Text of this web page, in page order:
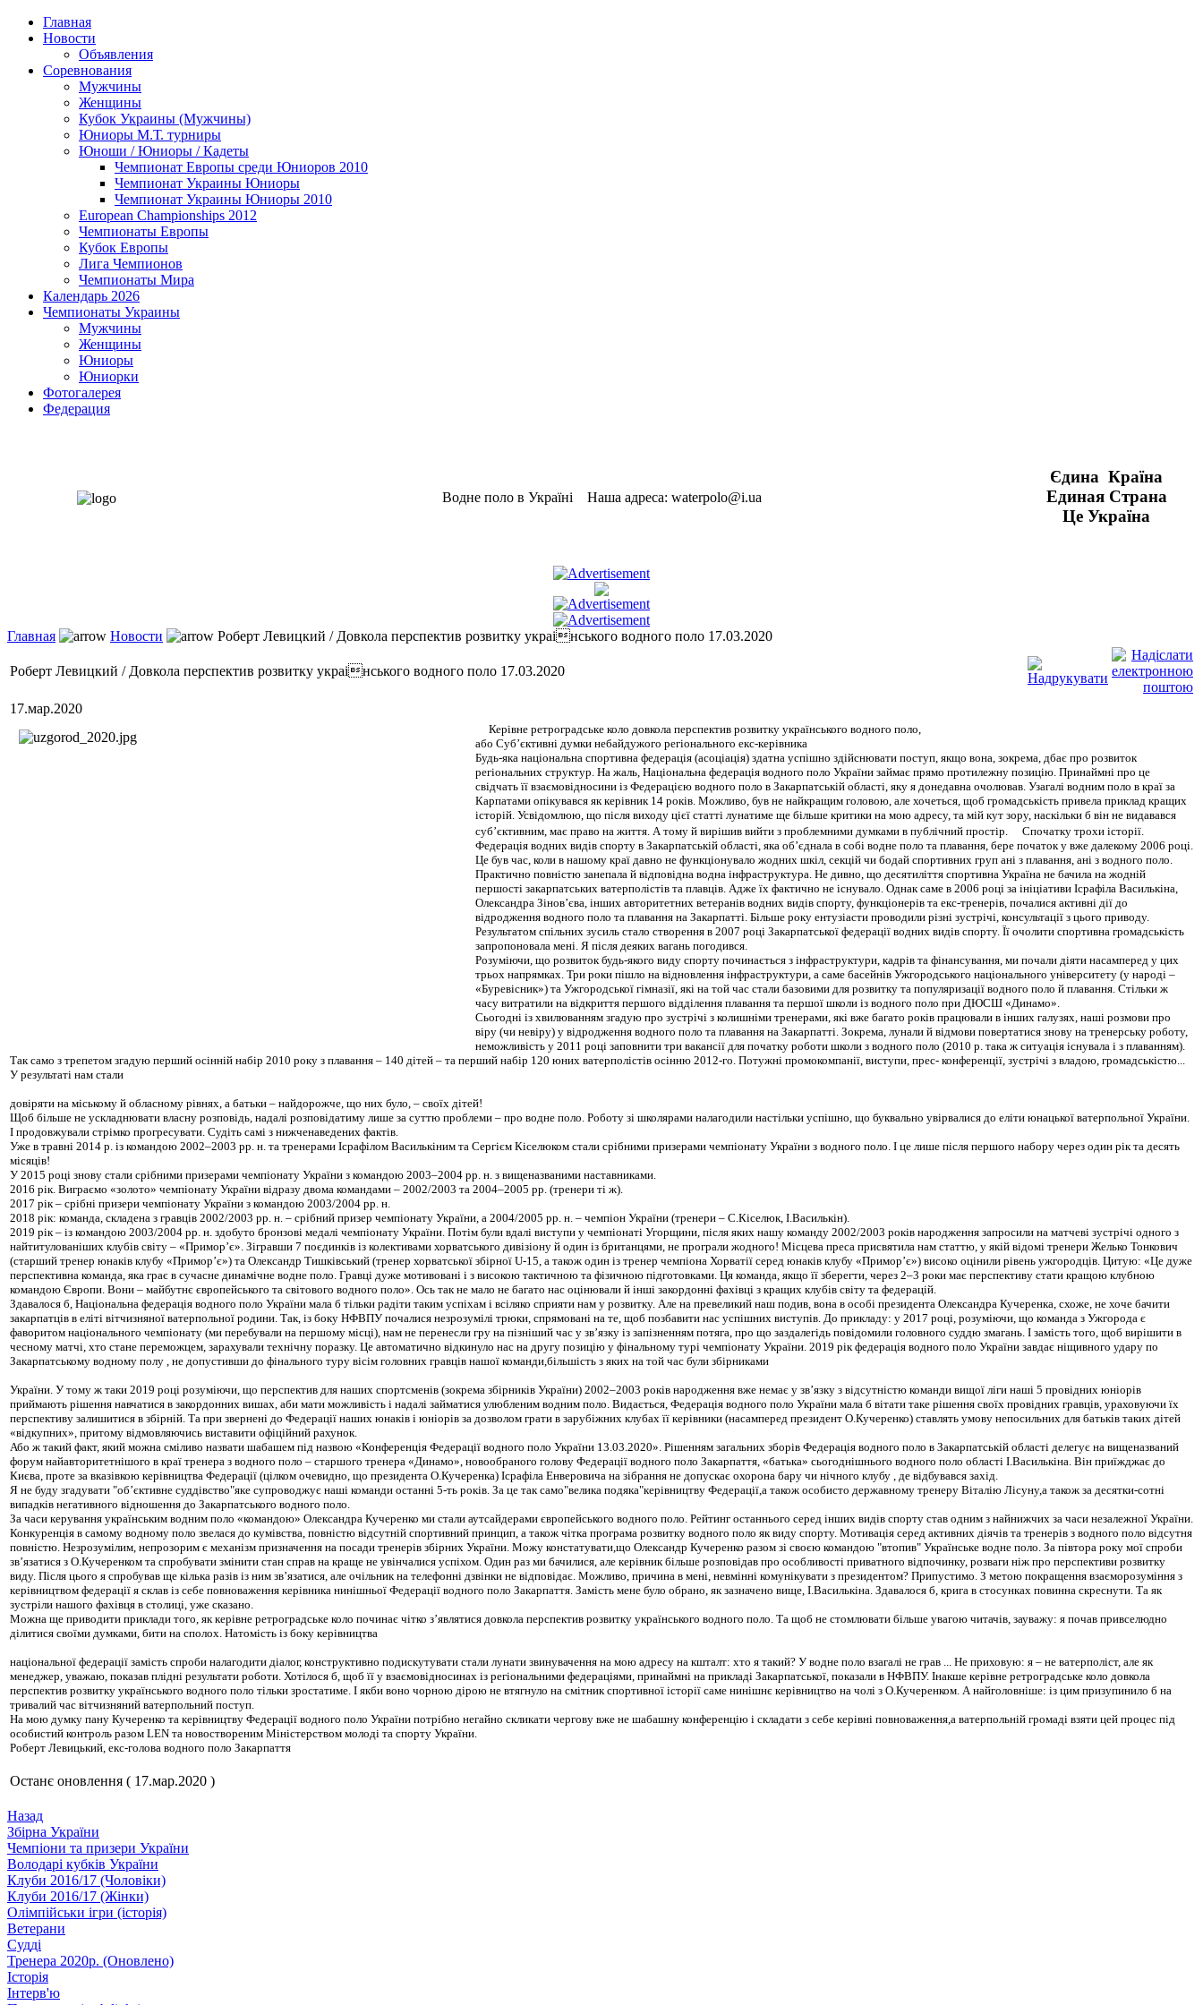
Главная
Новости
Объявления
Соревнования
Мужчины
Женщины
Кубок Украины (Мужчины)
Юниоры М.Т. турниры
Юноши / Юниоры / Кадеты
Чемпионат Европы среди Юниоров 2010
Чемпионат Украины Юниоры
Чемпионат Украины Юниоры 2010
European Championships 2012
Чемпионаты Европы
Кубок Европы
Лига Чемпионов
Чемпионаты Мира
Календарь 2026
Чемпионаты Украины
Мужчины
Женщины
Юниоры
Юниорки
Фотогалерея
Федерация
Водне поло в Україні Наша адреса: waterpolo@i.ua
Єдина Країна
Единая Страна
Це Україна
Главная Новости Роберт Левицкий / Довкола перспектив розвитку украінського водного поло 17.03.2020
Роберт Левицкий / Довкола перспектив розвитку украінського водного поло 17.03.2020
17.мар.2020
Керівне ретроградське коло довкола перспектив розвитку українського водного поло,
або Суб’єктивні думки небайдужого регіонального екс-керівника
Будь-яка національна спортивна федерація (асоціація) здатна успішно здійснювати поступ, якщо вона, зокрема, дбає про розвиток
регіональних структур. На жаль, Національна федерація водного поло України займає прямо протилежну позицію. Принаймні про це
свідчать її взаємовідносини із Федерацією водного поло в Закарпатській області, яку я донедавна очолював. Узагалі водним поло в краї за
Карпатами опікувався як керівник 14 років. Можливо, був не найкращим головою, але хочеться, щоб громадськість привела приклад кращих
історій. Усвідомлюю, що після виходу цієї статті лунатиме ще більше критики на мою адресу, та мій кут зору, наскільки б він не видавався
суб’єктивним, має право на життя. А тому й вирішив вийти з проблемними думками в публічний простір.
Спочатку трохи історії.
Федерація водних видів спорту в Закарпатській області, яка об’єднала в собі водне поло та плавання, бере початок у вже далекому 2006 році.
Це був час, коли в нашому краї давно не функціонувало жодних шкіл, секцій чи бодай спортивних груп ані з плавання, ані з водного поло.
Практично повністю занепала й відповідна водна інфраструктура. Не дивно, що десятиліття спортивна Україна не бачила на жодній
першості закарпатських ватерполістів та плавців. Адже їх фактично не існувало. Однак саме в 2006 році за ініціативи Ісрафіла Василькіна,
Олександра Зінов’єва, інших авторитетних ветеранів водних видів спорту, функціонерів та екс-тренерів, почалися активні дії до
відродження водного поло та плавання на Закарпатті. Більше року ентузіасти проводили різні зустрічі, консультації з цього приводу.
Результатом спільних зусиль стало створення в 2007 році Закарпатської федерації водних видів спорту. Її очолити спортивна громадськість
запропоновала мені. Я після деяких вагань погодився.
Розуміючи, що розвиток будь-якого виду спорту починається з інфраструктури, кадрів та фінансування, ми почали діяти насамперед у цих
трьох напрямках. Три роки пішло на відновлення інфраструктури, а саме басейнів Ужгородського національного університету (у народі –
«Буревісник») та Ужгородської гімназії, які на той час стали базовими для розвитку та популяризації водного поло й плавання. Стільки ж
часу витратили на відкриття першого відділення плавання та першої школи із водного поло при ДЮСШ «Динамо».
Сьогодні із хвилюванням згадую про зустрічі з колишніми тренерами, які вже багато років працювали в інших галузях, наші розмови про
віру (чи невіру) у відродження водного поло та плавання на Закарпатті. Зокрема, лунали й відмови повертатися знову на тренерську роботу,
неможливість у 2011 році заповнити три вакансії для початку роботи школи з водного поло (2010 р. така ж ситуація існувала і з плаванням).
Так само з трепетом згадую перший осінній набір 2010 року з плавання – 140 дітей – та перший набір 120 юних ватерполістів осінню 2012-го. Потужні промокомпанії, виступи, прес- конференції, зустрічі з владою, громадськістю...
У результаті нам стали
довіряти на міському й обласному рівнях, а батьки – найдорожче, що них було, – своїх дітей!
Щоб більше не ускладнювати власну розповідь, надалі розповідатиму лише за суттю проблеми – про водне поло. Роботу зі школярами налагодили настільки успішно, що буквально увірвалися до еліти юнацької ватерпольної України.
І продовжували стрімко прогресувати. Судіть самі з нижченаведених фактів.
Уже в травні 2014 р. із командою 2002–2003 рр. н. та тренерами Ісрафілом Василькіним та Сергієм Кіселюком стали срібними призерами чемпіонату України з водного поло. І це лише після першого набору через один рік та десять
місяців!
У 2015 році знову стали срібними призерами чемпіонату України з командою 2003–2004 рр. н. з вищеназваними наставниками.
2016 рік. Виграємо «золото» чемпіонату України відразу двома командами – 2002/2003 та 2004–2005 рр. (тренери ті ж).
2017 рік – срібні призери чемпіонату України з командою 2003/2004 рр. н.
2018 рік: команда, складена з гравців 2002/2003 рр. н. – срібний призер чемпіонату України, а 2004/2005 рр. н. – чемпіон України (тренери – С.Кіселюк, І.Василькін).
2019 рік – із командою 2003/2004 рр. н. здобуто бронзові медалі чемпіонату України. Потім були вдалі виступи у чемпіонаті Угорщини, після яких нашу команду 2002/2003 років народження запросили на матчеві зустрічі одного з
найтитулованіших клубів світу – «Примор’є». Зігравши 7 поєдинків із колективами хорватського дивізіону й один із британцями, не програли жодного! Місцева преса присвятила нам статтю, у якій відомі тренери Желько Тонкович
(старший тренер юнаків клубу «Примор’є») та Олександр Тишківський (тренер хорватської збірної U-15, а також один із тренер чемпіона Хорватії серед юнаків клубу «Примор’є») високо оцінили рівень ужгородців. Цитую: «Це дуже
перспективна команда, яка грає в сучасне динамічне водне поло. Гравці дуже мотивовані і з високою тактичною та фізичною підготовками. Ця команда, якщо її зберегти, через 2–3 роки має перспективу стати кращою клубною
командою Європи. Вони – майбутнє європейського та світового водного поло». Ось так не мало не багато нас оцінювали й інші закордонні фахівці з кращих клубів світу та федерацій.
Здавалося б, Національна федерація водного поло України мала б тільки радіти таким успіхам і всіляко сприяти нам у розвитку. Але на превеликий наш подив, вона в особі президента Олександра Кучеренка, схоже, не хоче бачити
закарпатців в еліті вітчизняної ватерпольної родини. Так, із боку НФВПУ почалися незрозумілі трюки, спрямовані на те, щоб позбавити нас успішних виступів. До прикладу: у 2017 році, розуміючи, що команда з Ужгорода є
фаворитом національного чемпіонату (ми перебували на першому місці), нам не перенесли гру на пізніший час у зв’язку із запізненням потяга, про що заздалегідь повідомили головного суддю змагань. І замість того, щоб вирішити в
чесному матчі, хто стане переможцем, зарахували технічну поразку. Це автоматично відкинуло нас на другу позицію у фінальному турі чемпіонату України. 2019 рік федерація водного поло України завдає ніщивного удару по
Закарпатському водному полу , не допустивши до фінального туру вісім головних гравців нашої команди,більшість з яких на той час були збірниками
України. У тому ж таки 2019 році розуміючи, що перспектив для наших спортсменів (зокрема збірників України) 2002–2003 років народження вже немає у зв’язку з відсутністю команди вищої ліги наші 5 провідних юніорів
приймають рішення навчатися в закордонних вишах, аби мати можливість і надалі займатися улюбленим водним поло. Видається, Федерація водного поло України мала б вітати таке рішення своїх провідних гравців, ураховуючи їх
перспективу залишитися в збірній. Та при звернені до Федерації наших юнаків і юніорів за дозволом грати в зарубіжних клубах її керівники (насамперед президент О.Кучеренко) ставлять умову непосильних для батьків таких дітей
«відкупних», притому відмовляючись виставити офіційний рахунок.
Або ж такий факт, який можна сміливо назвати шабашем під назвою «Конференція Федерації водного поло України 13.03.2020». Рішенням загальних зборів Федерація водного поло в Закарпатській області делегує на вищеназваний
форум найавторитетнішого в краї тренера з водного поло – старшого тренера «Динамо», новообраного голову Федерації водного поло Закарпаття, «батька» сьогоднішнього водного поло області І.Василькіна. Він приїжджає до
Києва, проте за вказівкою керівництва Федерації (цілком очевидно, що президента О.Кучеренка) Ісрафіла Енверовича на зібрання не допускає охорона бару чи нічного клубу , де відбувався захід.
Я не буду згадувати "об’єктивне суддівство"яке супроводжує наші команди останні 5-ть років. За це так само"велика подяка"керівництву Федерації,а також особисто державному тренеру Віталію Лісуну,а також за десятки-сотні
випадків негативного відношення до Закарпатського водного поло.
За часи керування українським водним поло «командою» Олександра Кучеренко ми стали аутсайдерами європейського водного поло. Рейтинг останнього серед інших видів спорту став одним з найнижчих за часи незалежної України.
Конкуренція в самому водному поло звелася до кумівства, повністю відсутній спортивний принцип, а також чітка програма розвитку водного поло як виду спорту. Мотивація серед активних діячів та тренерів з водного поло відсутня
повністю. Незрозумілим, непрозорим є механізм призначення на посади тренерів збірних України. Можу констатувати,що Олександр Кучеренко разом зі своєю командою "втопив" Українське водне поло. За півтора року мої спроби
зв’язатися з О.Кучеренком та спробувати змінити стан справ на краще не увінчалися успіхом. Один раз ми бачилися, але керівник більше розповідав про особливості приватного відпочинку, розваги ніж про перспективи розвитку
виду. Після цього я спробував ще кілька разів із ним зв’язатися, але очільник на телефонні дзвінки не відповідає. Можливо, причина в мені, невмінні комунікувати з президентом? Припустимо. З метою покращення взаєморозуміння з
керівництвом федерації я склав із себе повноваження керівника нинішньої Федерації водного поло Закарпаття. Замість мене було обрано, як зазначено вище, І.Василькіна. Здавалося б, крига в стосунках повинна скреснути. Та як
зустріли нашого фахівця в столиці, уже сказано.
Можна ще приводити приклади того, як керівне ретроградське коло починає чітко з’являтися довкола перспектив розвитку українського водного поло. Та щоб не стомлювати більше увагою читачів, зауважу: я почав привселюдно
ділитися своїми думками, бити на сполох. Натомість із боку керівництва
національної федерації замість спроби налагодити діалог, конструктивно подискутувати стали лунати звинувачення на мою адресу на кшталт: хто я такий? У водне поло взагалі не грав ... Не приховую: я – не ватерполіст, але як
менеджер, уважаю, показав плідні результати роботи. Хотілося б, щоб її у взаємовідносинах із регіональними федераціями, принаймні на прикладі Закарпатської, показали в НФВПУ. Інакше керівне ретроградське коло довкола
перспектив розвитку українського водного поло тільки зростатиме. І якби воно чорною дірою не втягнуло на смітник спортивної історії саме нинішнє керівництво на чолі з О.Кучеренком. А найголовніше: із цим призупинило б на
тривалий час вітчизняний ватерпольний поступ.
На мою думку пану Кучеренко та керівництву Федерації водного поло України потрібно негайно скликати чергову вже не шабашну конференцію і складати з себе керівні повноваження,а ватерпольній громаді взяти цей процес під
особистий контроль разом LEN та новоствореним Міністерством молоді та спорту України.
Роберт Левицький, екс-голова водного поло Закарпаття
Останє оновлення ( 17.мар.2020 )
Назад
Збiрна України
Чемпіони та призери України
Володарі кубків України
Клуби 2016/17 (Чоловiки)
Клуби 2016/17 (Жiнки)
Олімпійськи ігри (історія)
Ветерани
Судді
Тренера 2020р. (Оновлено)
Історія
Iнтерв'ю